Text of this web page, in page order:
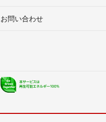
お問い合わせ